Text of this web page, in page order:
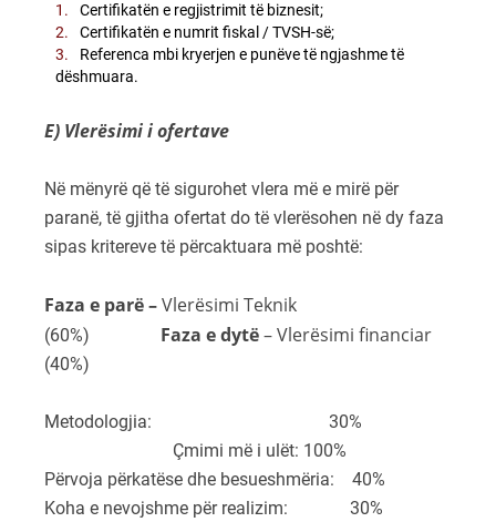
Certifikatën e regjistrimit të biznesit;
Certifikatën e numrit fiskal / TVSH-së;
Referenca mbi kryerjen e punëve të ngjashme të
dëshmuara.
E) Vlerësimi i ofertave
Në mënyrë që të sigurohet vlera më e mirë për
paranë, të gjitha ofertat do të vlerësohen në dy faza
sipas kritereve të përcaktuara më poshtë:
Faza e parë –Vlerësimi Teknik
(60%) Faza e dytë– Vlerësimi financiar
(40%)
Metodologjia: 30%
Çmimi më i ulët: 100%
Përvoja përkatëse dhe besueshmëria: 40%
Koha e nevojshme për realizim: 30%